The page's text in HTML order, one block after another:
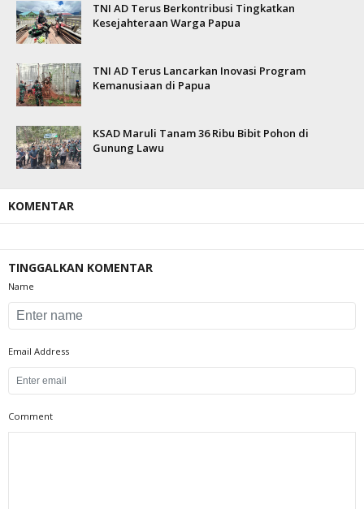
TNI AD Terus Berkontribusi Tingkatkan
Kesejahteraan Warga Papua
TNI AD Terus Lancarkan Inovasi Program
Kemanusiaan di Papua
KSAD Maruli Tanam 36 Ribu Bibit Pohon di
Gunung Lawu
KOMENTAR
TINGGALKAN KOMENTAR
Name
Email Address
Comment